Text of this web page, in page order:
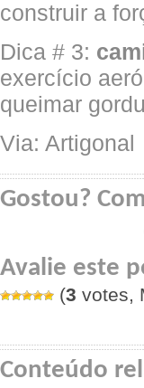
construir a
Dica # 3:
exercício
queimar
Via: Artigonal
Gostou?
Avalie este
(3 votes,
Conteúdo